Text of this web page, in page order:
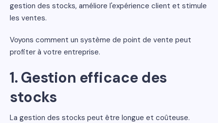
gestion des stocks, améliore l'expérience client et stimule
les ventes.
Voyons comment un système de point de vente peut
profiter à votre entreprise.
1. Gestion efficace des
stocks
La gestion des stocks peut être longue et coûteuse.